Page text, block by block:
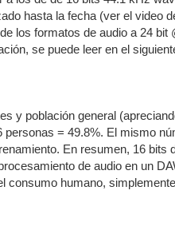
hasta la fecha (ver el video
los formatos de audio a 24 bit
se puede leer en el
y población general
= 49.8%. El mismo
En resumen, 16 bits
de audio en un
consumo humano,